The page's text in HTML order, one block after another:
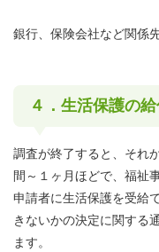
銀行、保険会社など関係
４．生活保護の
調査が終了すると、それ
間～１ヶ月ほどで、福祉
申請者に生活保護を受給
きないかの決定に関する
ます。